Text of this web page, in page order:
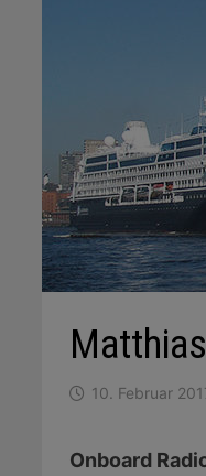
10. Februar
Onboard